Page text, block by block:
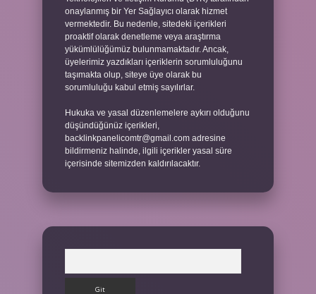
onaylanmış bir Yer Sağlayıcı olarak hizmet
vermektedir. Bu nedenle, sitedeki içerikleri
proaktif olarak denetleme veya araştırma
yükümlülüğümüz bulunmamaktadır. Ancak,
üyelerimiz yazdıkları içeriklerin sorumluluğunu
taşımakta olup, siteye üye olarak bu
sorumluluğu kabul etmiş sayılırlar.
Hukuka ve yasal düzenlemelere aykırı olduğunu
düşündüğünüz içerikleri,
backlinkpanelicomtr@gmail.com adresine
bildirmeniz halinde, ilgili içerikler yasal süre
içerisinde sitemizden kaldırılacaktır.